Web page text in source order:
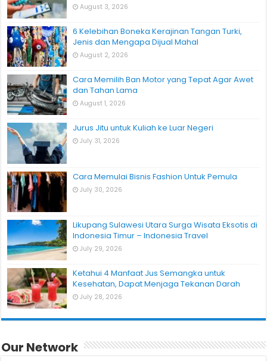
August 3, 2026
6 Kelebihan Boneka Kerajinan Tangan Turki,
Jenis dan Mengapa Dijual Mahal
August 2, 2026
Cara Memilih Ban Motor yang Tepat Agar Awet
dan Tahan Lama
August 1, 2026
Jurus Jitu untuk Kuliah ke Luar Negeri
July 31, 2026
Cara Memulai Bisnis Fashion Untuk Pemula
July 30, 2026
Likupang Sulawesi Utara Surga Wisata Eksotis di
Indonesia Timur – Indonesia Travel
July 29, 2026
Ketahui 4 Manfaat Jus Semangka untuk
Kesehatan, Dapat Menjaga Tekanan Darah
July 28, 2026
Our Network